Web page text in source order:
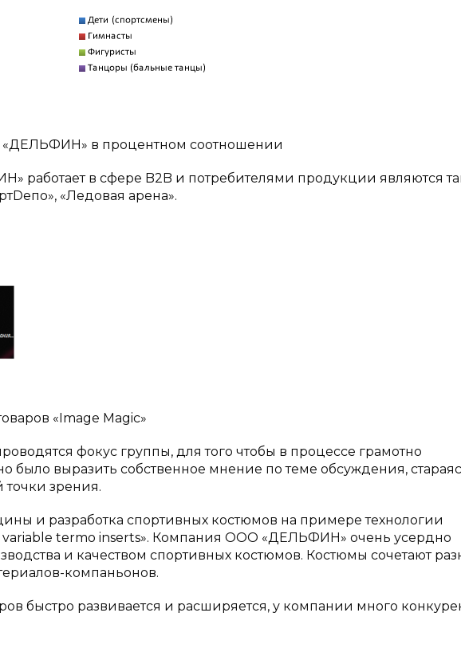
«ДЕЛЬФИН» в процентном соотношении
работает в сфере B2B и потребителями продукции являются
«Ледовая арена».
«Image Magic»
фокус группы, для того чтобы в процессе грамотно
было выразить собственное мнение по теме обсуждения,
зрения.
и разработка спортивных костюмов на примере технологии
variable termo inserts». Компания ООО «ДЕЛЬФИН» очень усердно
и качеством спортивных костюмов. Костюмы сочетают
компаньонов.
быстро развивается и расширяется, у компании много